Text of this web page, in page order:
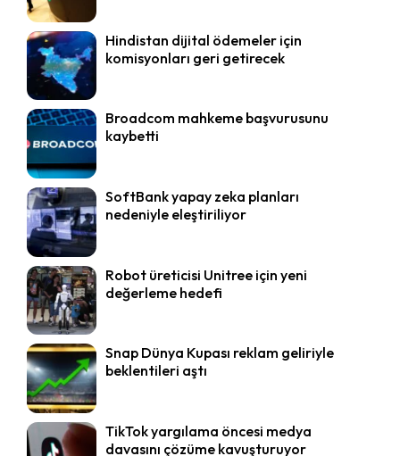
Hindistan dijital ödemeler için
komisyonları geri getirecek
Broadcom mahkeme başvurusunu
kaybetti
SoftBank yapay zeka planları
nedeniyle eleştiriliyor
Robot üreticisi Unitree için yeni
değerleme hedefi
Snap Dünya Kupası reklam geliriyle
beklentileri aştı
TikTok yargılama öncesi medya
davasını çözüme kavuşturuyor